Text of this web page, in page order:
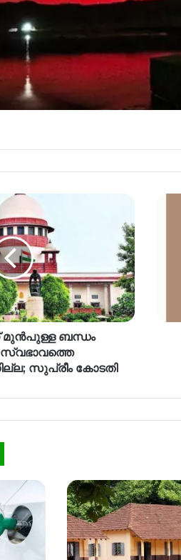
മുൻപുള്ള ബന്ധം
സ്വഭാവത്തെ
സുപ്രീം കോടതി